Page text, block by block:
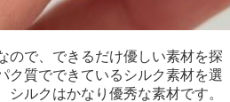
ので、できるだけ優しい素材を探
ク質でできているシルク素材を選
シルクはかなり優秀な素材です。